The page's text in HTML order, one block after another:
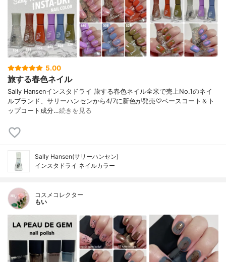
5.00
旅する春色ネイル
Sally Hansenインスタドライ 旅する春色ネイル全米で売上No.1のネイ
ルブランド、サリーハンセンから4/7に新色が発売♡ベースコート＆ト
ップコート成分…続きを見る
Sally Hansen(サリーハンセン)
インスタドライ ネイルカラー
コスメコレクター
もい